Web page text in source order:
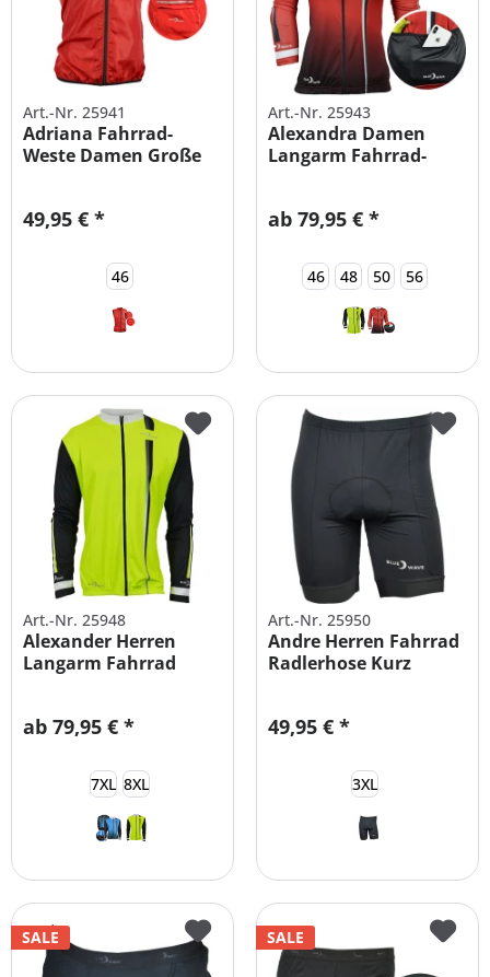
Art.-Nr. 25941
Adriana Fahrrad-
Weste Damen Große
49,95 € *
46
Art.-Nr. 25943
Alexandra Damen
Langarm Fahrrad-
ab 79,95 € *
46 48 50 56
Art.-Nr. 25948
Alexander Herren
Langarm Fahrrad
ab 79,95 € *
7XL 8XL
Art.-Nr. 25950
Andre Herren Fahrrad
Radlerhose Kurz
49,95 € *
3XL
SALE SALE